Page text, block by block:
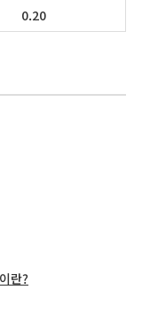
0.20
란?